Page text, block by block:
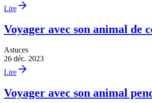
Lire
Voyager avec son animal de
Astuces
26 déc. 2023
Lire
Voyager avec son animal